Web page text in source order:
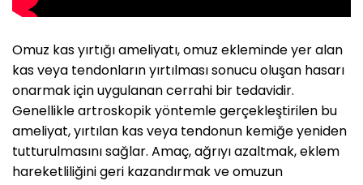
Omuz kas yırtığı ameliyatı, omuz ekleminde yer alan
kas veya tendonların yırtılması sonucu oluşan hasarı
onarmak için uygulanan cerrahi bir tedavidir.
Genellikle artroskopik yöntemle gerçekleştirilen bu
ameliyat, yırtılan kas veya tendonun kemiğe yeniden
tutturulmasını sağlar. Amaç, ağrıyı azaltmak, eklem
hareketliliğini geri kazandırmak ve omuzun